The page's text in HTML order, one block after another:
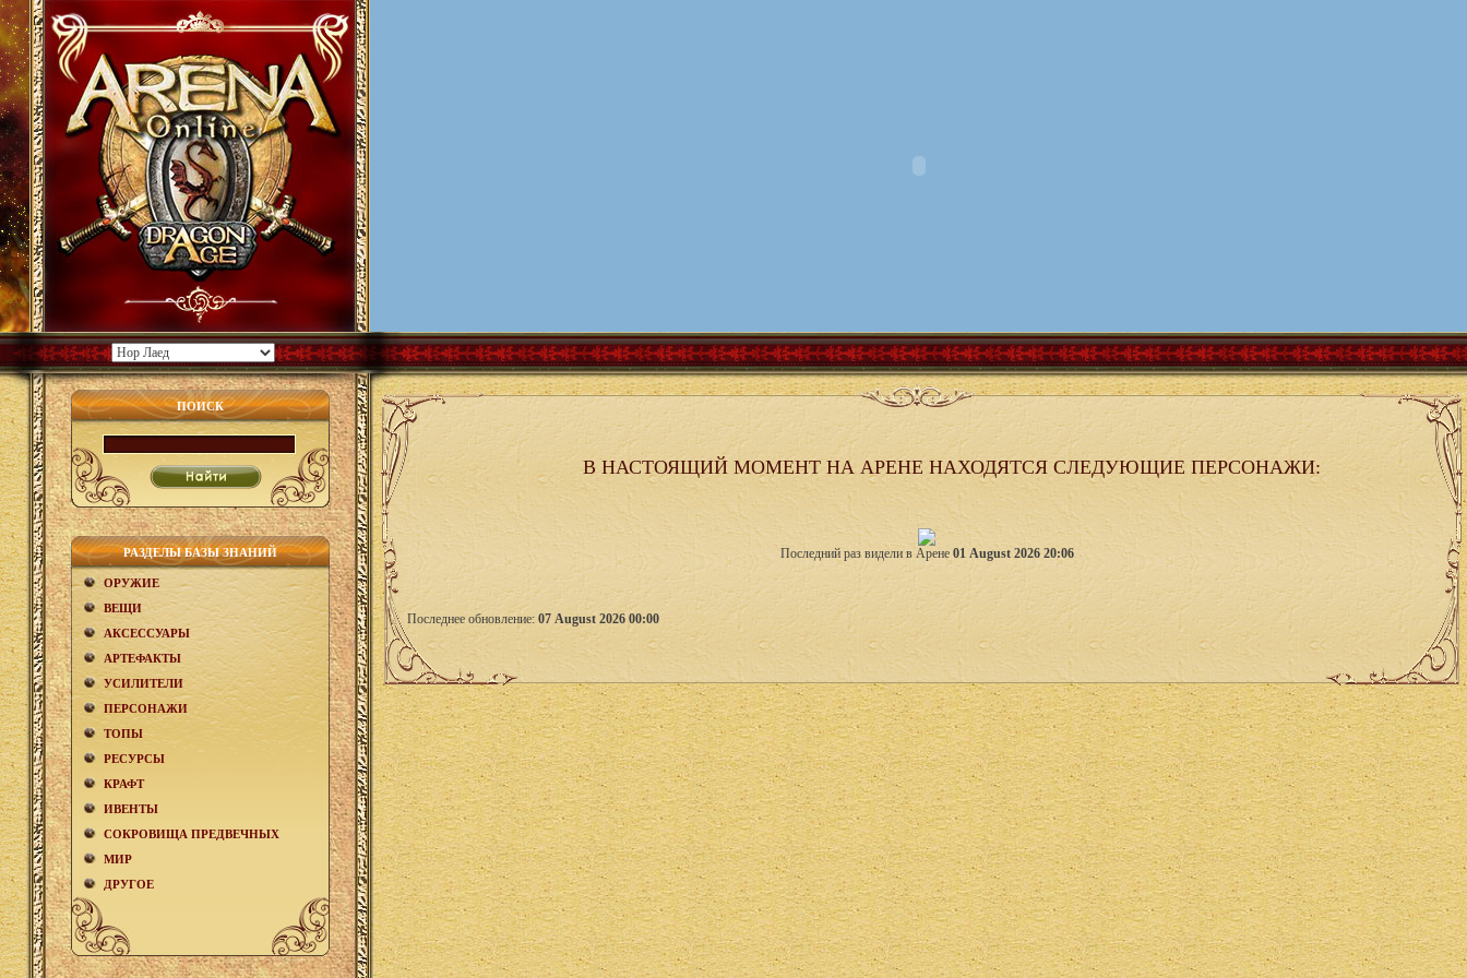
ПОИСК
РАЗДЕЛЫ БАЗЫ ЗНАНИЙ
ОРУЖИЕ
ВЕЩИ
АКCЕСCУАРЫ
АРТЕФАКТЫ
УСИЛИТЕЛИ
ПЕРСОНАЖИ
ТОПЫ
РЕСУРСЫ
КРАФТ
ИВЕНТЫ
СОКРОВИЩА ПРЕДВЕЧНЫХ
МИР
ДРУГОЕ
В НАСТОЯЩИЙ МОМЕНТ НА АРЕНЕ НАХОДЯТСЯ СЛЕДУЮЩИЕ ПЕРСОНАЖИ:
Последний раз видели в Арене 01 August 2026 20:06
Последнее обновление: 07 August 2026 00:00